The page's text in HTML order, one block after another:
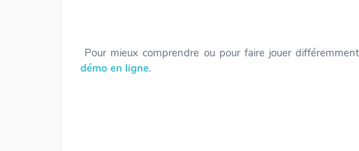
Pour mieux comprendre ou pour faire jouer
démo en ligne.